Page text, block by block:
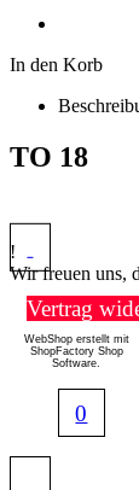
In den Korb
TO 18
!
Wir freuen uns,
Vertrag
WebShop erstellt mit
ShopFactory Shop
Software.
0